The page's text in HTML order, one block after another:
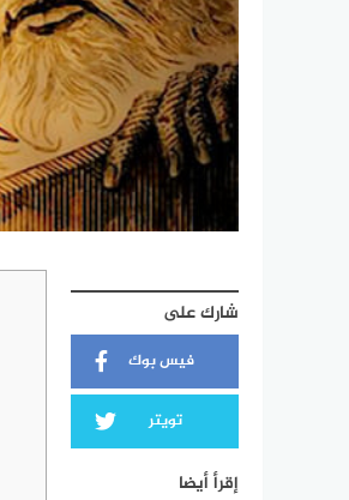
شارك على
فيس بوك
تويتر
إقرأ أيضا